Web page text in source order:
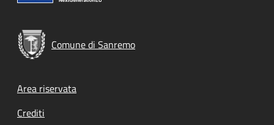
Comune di Sanremo
Footer menu
Area riservata
Crediti